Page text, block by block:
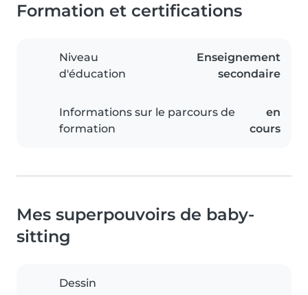
Formation et certifications
Niveau
d'éducation
Enseignement
secondaire
Informations sur le parcours de
formation
en
cours
Mes superpouvoirs de baby-
sitting
Dessin